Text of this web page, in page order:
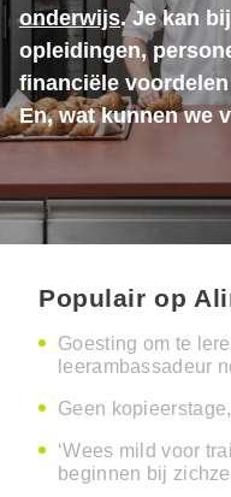
onderwijs. Je kan
opleidingen,
financiële
En, wat kunnen we
Populair op
Goesting om te
leerambassadeur
Geen
‘Wees mild voor
beginnen bij